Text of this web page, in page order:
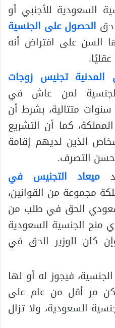
السعودية للأجنبي أو
حق الحصول على الجنسية
السن على افتراض أنه
المدنية تجنيس زوجات
لمن عاش في
متتالية، بشرط أن
كما أن التشريع
الذين لديهم إقامة
التصرف.
ميعاد التجنيس في
مجموعة من القوانين،
الحق في طلب من
منح الجنسية السعودية
وإن كان للوزير الحق في
فيجوز له أو لها
مر أقل من عام على
السعودية، ولا تزال